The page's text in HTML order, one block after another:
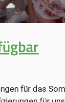
für das